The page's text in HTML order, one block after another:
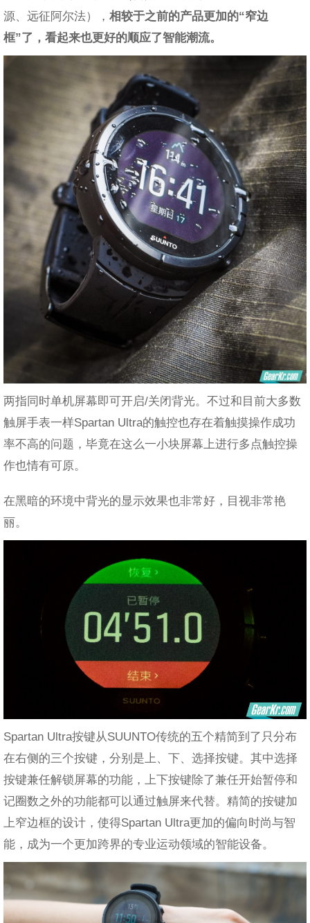
源、远征阿尔法）， 相较于之前的产品更加的“窄边
框”了，看起来也更好的顺应了智能潮流。
两指同时单机屏幕即可开启/关闭背光。不过和目前大多数
触屏手表一样Spartan Ultra的触控也存在着触摸操作成功
率不高的问题，毕竟在这么一小块屏幕上进行多点触控操
作也情有可原。
在黑暗的环境中背光的显示效果也非常好，目视非常艳
丽。
Spartan Ultra按键从SUUNTO传统的五个精简到了只分布
在右侧的三个按键，分别是上、下、选择按键。其中选择
按键兼任解锁屏幕的功能，上下按键除了兼任开始暂停和
记圈数之外的功能都可以通过触屏来代替。精简的按键加
上窄边框的设计，使得Spartan Ultra更加的偏向时尚与智
能，成为一个更加跨界的专业运动领域的智能设备。